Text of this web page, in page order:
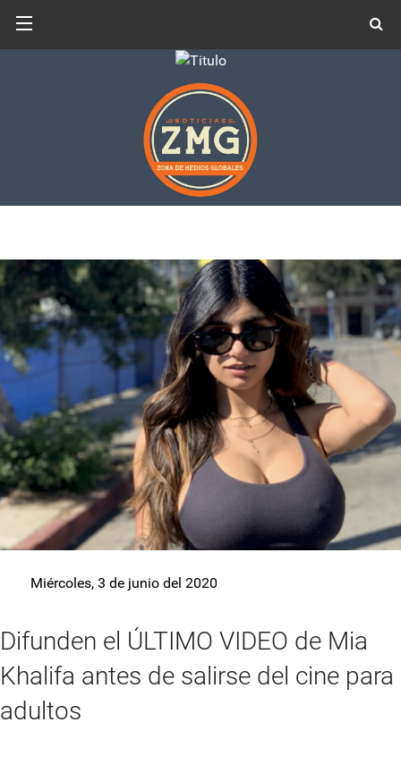
Miércoles, 3 de junio del 2020
Difunden el ÚLTIMO VIDEO de Mia
Khalifa antes de salirse del cine para
adultos